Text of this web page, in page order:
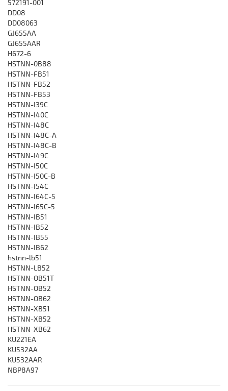
572191-001
DD08
DD08063
GJ655AA
GJ655AAR
H672-6
HSTNN-0B88
HSTNN-FB51
HSTNN-FB52
HSTNN-FB53
HSTNN-I39C
HSTNN-I40C
HSTNN-I48C
HSTNN-I48C-A
HSTNN-I48C-B
HSTNN-I49C
HSTNN-I50C
HSTNN-I50C-B
HSTNN-I54C
HSTNN-I64C-5
HSTNN-I65C-5
HSTNN-IB51
HSTNN-IB52
HSTNN-IB55
HSTNN-IB62
hstnn-lb51
HSTNN-LB52
HSTNN-OB51T
HSTNN-OB52
HSTNN-OB62
HSTNN-XB51
HSTNN-XB52
HSTNN-XB62
KU221EA
KU532AA
KU532AAR
NBP8A97